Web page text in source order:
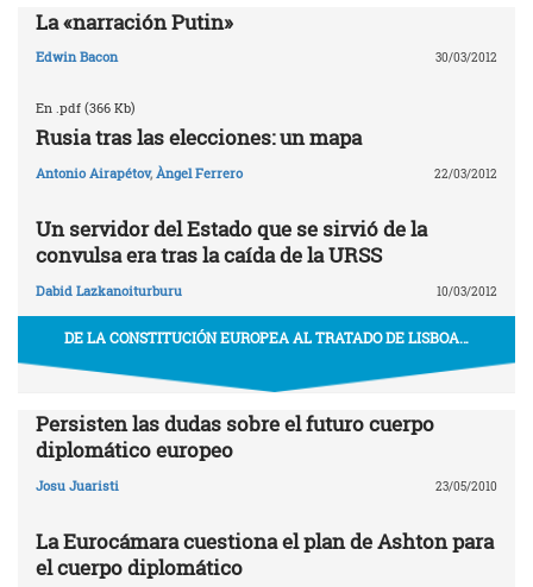
La «narración Putin»
Edwin Bacon 30/03/2012
En .pdf (366 Kb)
Rusia tras las elecciones: un mapa
Antonio Airapétov, Àngel Ferrero 22/03/2012
Un servidor del Estado que se sirvió de la
convulsa era tras la caída de la URSS
Dabid Lazkanoiturburu 10/03/2012
DE LA CONSTITUCIÓN EUROPEA AL TRATADO DE LISBOA…
Persisten las dudas sobre el futuro cuerpo
diplomático europeo
Josu Juaristi 23/05/2010
La Eurocámara cuestiona el plan de Ashton para
el cuerpo diplomático